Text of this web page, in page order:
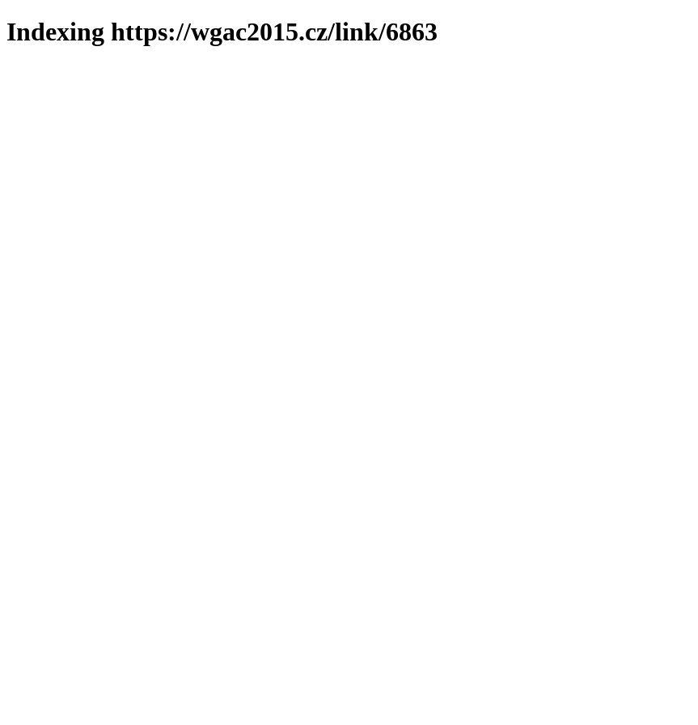
Indexing https://wgac2015.cz/link/6863